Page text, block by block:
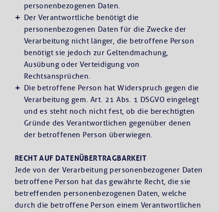
personenbezogenen Daten.
Der Verantwortliche benötigt die
personenbezogenen Daten für die Zwecke der
Verarbeitung nicht länger, die betroffene Person
benötigt sie jedoch zur Geltendmachung,
Ausübung oder Verteidigung von
Rechtsansprüchen.
Die betroffene Person hat Widerspruch gegen die
Verarbeitung gem. Art. 21 Abs. 1 DSGVO eingelegt
und es steht noch nicht fest, ob die berechtigten
Gründe des Verantwortlichen gegenüber denen
der betroffenen Person überwiegen.
RECHT AUF DATENÜBERTRAGBARKEIT
Jede von der Verarbeitung personenbezogener Daten
betroffene Person hat das gewährte Recht, die sie
betreffenden personenbezogenen Daten, welche
durch die betroffene Person einem Verantwortlichen